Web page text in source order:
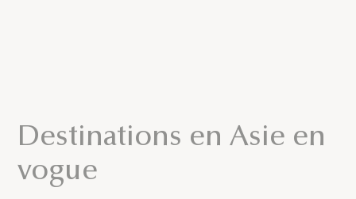
Destinations en Asie en
vogue